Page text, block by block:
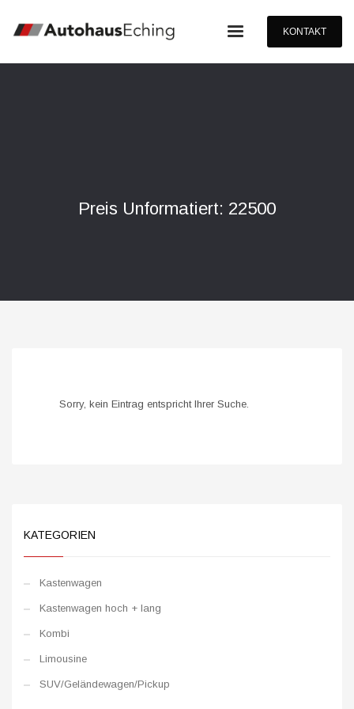
KONTAKT
Preis Unformatiert: 22500
Sorry, kein Eintrag entspricht Ihrer Suche.
KATEGORIEN
Kastenwagen
Kastenwagen hoch + lang
Kombi
Limousine
SUV/Geländewagen/Pickup